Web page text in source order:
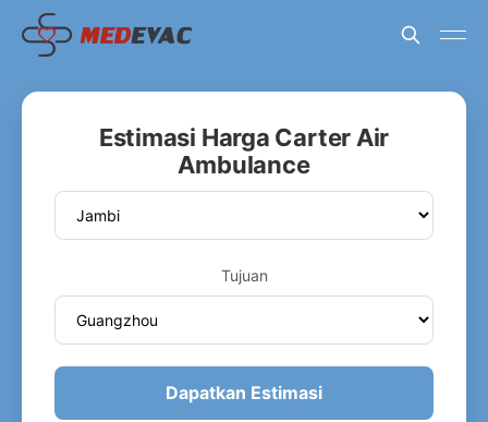
Estimasi Harga Carter Air
Ambulance
Tujuan
Dapatkan Estimasi